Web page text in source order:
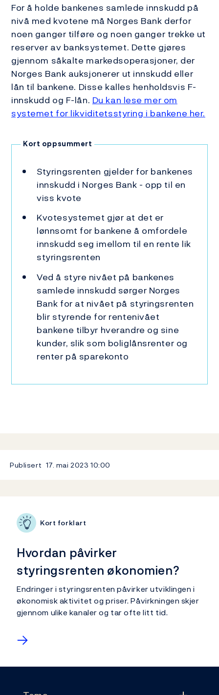
For å holde bankenes samlede innskudd på
nivå med kvotene må Norges Bank derfor
noen ganger tilføre og noen ganger trekke ut
reserver av banksystemet. Dette gjøres
gjennom såkalte markedsoperasjoner, der
Norges Bank auksjonerer ut innskudd eller
lån til bankene. Disse kalles henholdsvis F-
innskudd og F-lån. Du kan lese mer om
systemet for likviditetsstyring i bankene her.
Kort oppsummert
Styringsrenten gjelder for bankenes
innskudd i Norges Bank - opp til en
viss kvote
Kvotesystemet gjør at det er
lønnsomt for bankene å omfordele
innskudd seg imellom til en rente lik
styringsrenten
Ved å styre nivået på bankenes
samlede innskudd sørger Norges
Bank for at nivået på styringsrenten
blir styrende for rentenivået
bankene tilbyr hverandre og sine
kunder, slik som boliglånsrenter og
renter på sparekonto
Publisert 17. mai 2023 10:00
Kort forklart
Hvordan påvirker
styringsrenten økonomien?
Endringer i styringsrenten påvirker utviklingen i
økonomisk aktivitet og priser. Påvirkningen skjer
gjennom ulike kanaler og tar ofte litt tid.
→